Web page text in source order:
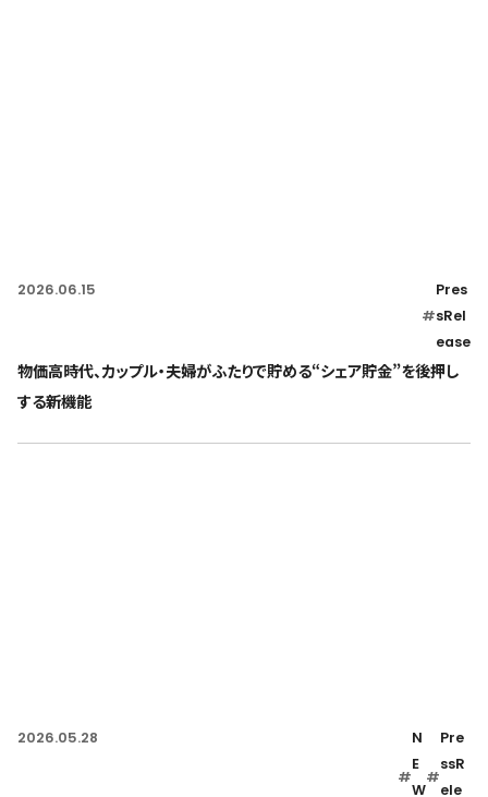
2026.06.15
#
Pres
sRel
ease
物価高時代、カップル・夫婦がふたりで貯める“シェア貯金”を後押し
する新機能
2026.05.28
#
N
E
W
#
Pre
ssR
ele